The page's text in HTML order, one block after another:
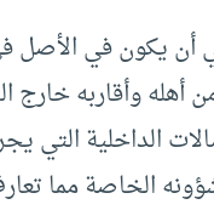
يكون في الأصل
وأقاربه خارج
الداخلية التي
الخاصة مما